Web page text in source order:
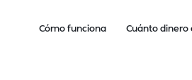
Cómo funciona Cuánto dinero